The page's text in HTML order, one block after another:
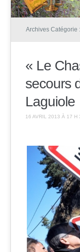
Archives Catégorie :
« Le
secours
Laguiole
16 AVRIL 2013 À 17 H